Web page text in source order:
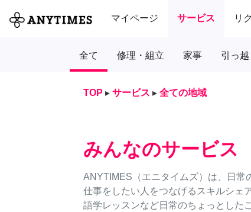
マイページ サービス リ
全て 修理・組立 家事 引っ越
TOP ▸ サービス ▸ 全ての地域
みんなのサービス
ANYTIMES（エニタイムズ）は、日常
仕事をしたい人をつなげるスキルシェ
語学レッスンなど日常のちょっとした